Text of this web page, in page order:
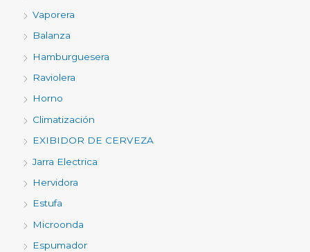
Vaporera
Balanza
Hamburguesera
Raviolera
Horno
Climatización
EXIBIDOR DE CERVEZA
Jarra Electrica
Hervidora
Estufa
Microonda
Espumador